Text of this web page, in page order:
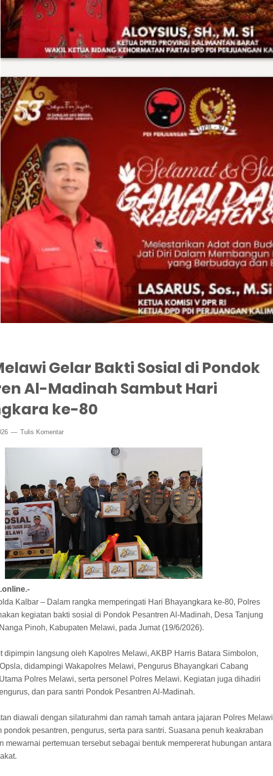
Gelar Bakti Sosial di Pondok
Al-Madinah Sambut Hari
ke-80
Tulis Komentar
Kalbar – Dalam rangka memperingati Hari Bhayangkara ke-80, Polres
kegiatan bakti sosial di Pondok Pesantren Al-Madinah, Desa Tanjung
Pinoh, Kabupaten Melawi, pada Jumat (19/6/2026).
dipimpin langsung oleh Kapolres Melawi, AKBP Harris Batara Simbolon,
didampingi Wakapolres Melawi, Pengurus Bhayangkari Cabang
Polres Melawi, serta personel Polres Melawi. Kegiatan juga dihadiri
dan para santri Pondok Pesantren Al-Madinah.
diawali dengan silaturahmi dan ramah tamah antara jajaran Polres Melawi
pondok pesantren, pengurus, serta para santri. Suasana penuh keakraban
mewarnai pertemuan tersebut sebagai bentuk mempererat hubungan antara